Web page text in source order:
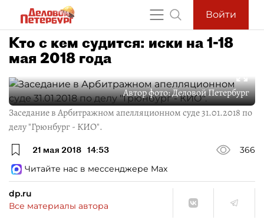
Войти
Кто с кем судится: иски на 1-18
мая 2018 года
Автор фото:Деловой Петербург
Заседание в Арбитражном апелляционном суде 31.01.2018 по
делу "Грюнбург - КИО".
21 мая 2018 14:53
366
Читайте нас в мессенджере Max
dp.ru
Все материалы автора